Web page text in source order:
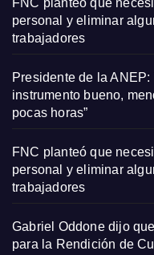
FNC planteó que
personal y eliminar
trabajadores
Presidente de la
instrumento bueno,
pocas horas”
FNC planteó que
personal y eliminar
trabajadores
Gabriel Oddone dijo
para la Rendición de